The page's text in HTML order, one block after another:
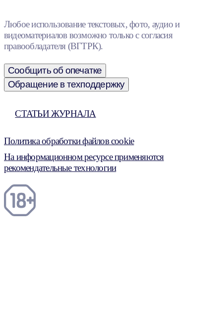
Любое использование текстовых, фото, аудио и
видеоматериалов возможно только с согласия
правообладателя (ВГТРК).
Сообщить об опечатке
Обращение в техподдержку
СТАТЬИ ЖУРНАЛА
Политика обработки файлов cookie
На информационном ресурсе применяются
рекомендательные технологии